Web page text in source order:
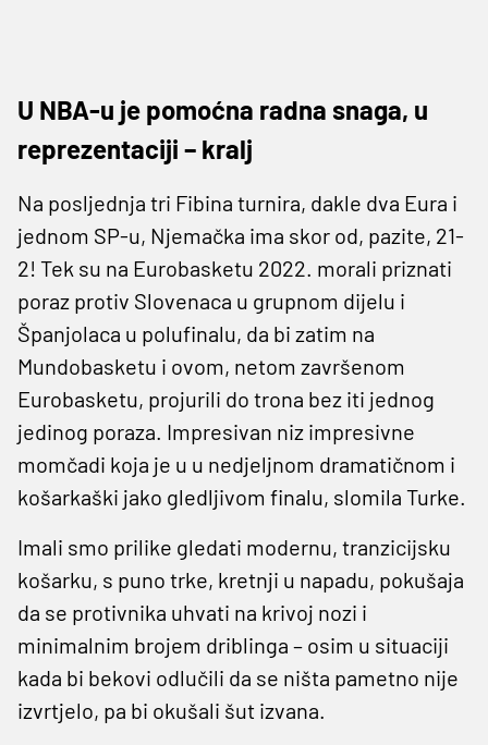
U NBA-u je pomoćna radna snaga, u
reprezentaciji – kralj
Na posljednja tri Fibina turnira, dakle dva Eura i
jednom SP-u, Njemačka ima skor od, pazite, 21-
2! Tek su na Eurobasketu 2022. morali priznati
poraz protiv Slovenaca u grupnom dijelu i
Španjolaca u polufinalu, da bi zatim na
Mundobasketu i ovom, netom završenom
Eurobasketu, projurili do trona bez iti jednog
jedinog poraza. Impresivan niz impresivne
momčadi koja je u u nedjeljnom dramatičnom i
košarkaški jako gledljivom finalu, slomila Turke.
Imali smo prilike gledati modernu, tranzicijsku
košarku, s puno trke, kretnji u napadu, pokušaja
da se protivnika uhvati na krivoj nozi i
minimalnim brojem driblinga – osim u situaciji
kada bi bekovi odlučili da se ništa pametno nije
izvrtjelo, pa bi okušali šut izvana.